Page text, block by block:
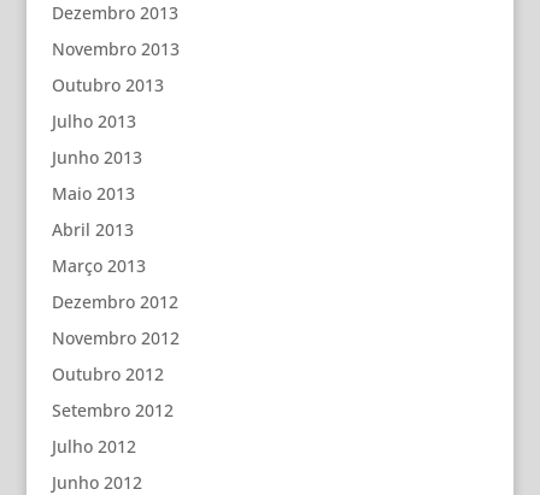
Dezembro 2013
Novembro 2013
Outubro 2013
Julho 2013
Junho 2013
Maio 2013
Abril 2013
Março 2013
Dezembro 2012
Novembro 2012
Outubro 2012
Setembro 2012
Julho 2012
Junho 2012